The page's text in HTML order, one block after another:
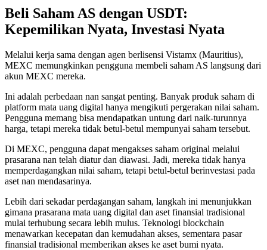
Beli Saham AS dengan USDT:
Kepemilikan Nyata, Investasi Nyata
Melalui kerja sama dengan agen berlisensi Vistamx (Mauritius),
MEXC memungkinkan pengguna membeli saham AS langsung dari
akun MEXC mereka.
Ini adalah perbedaan nan sangat penting. Banyak produk saham di
platform mata uang digital hanya mengikuti pergerakan nilai saham.
Pengguna memang bisa mendapatkan untung dari naik-turunnya
harga, tetapi mereka tidak betul-betul mempunyai saham tersebut.
Di MEXC, pengguna dapat mengakses saham original melalui
prasarana nan telah diatur dan diawasi. Jadi, mereka tidak hanya
memperdagangkan nilai saham, tetapi betul-betul berinvestasi pada
aset nan mendasarinya.
Lebih dari sekadar perdagangan saham, langkah ini menunjukkan
gimana prasarana mata uang digital dan aset finansial tradisional
mulai terhubung secara lebih mulus. Teknologi blockchain
menawarkan kecepatan dan kemudahan akses, sementara pasar
finansial tradisional memberikan akses ke aset bumi nyata.